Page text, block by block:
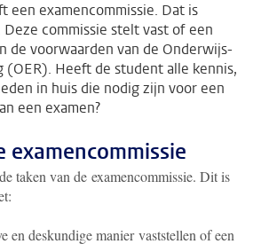
een examencommissie. Dat is
commissie stelt vast of een
de voorwaarden van de Onderwijs-
(OER). Heeft de student alle kennis,
in huis die nodig zijn voor een
een examen?
examencommissie
taken van de examencommissie. Dit is
en deskundige manier vaststellen of een